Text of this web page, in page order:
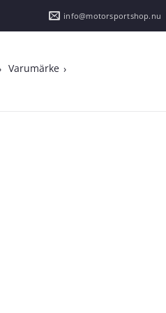
info@motorsportshop.nu
Varumärke